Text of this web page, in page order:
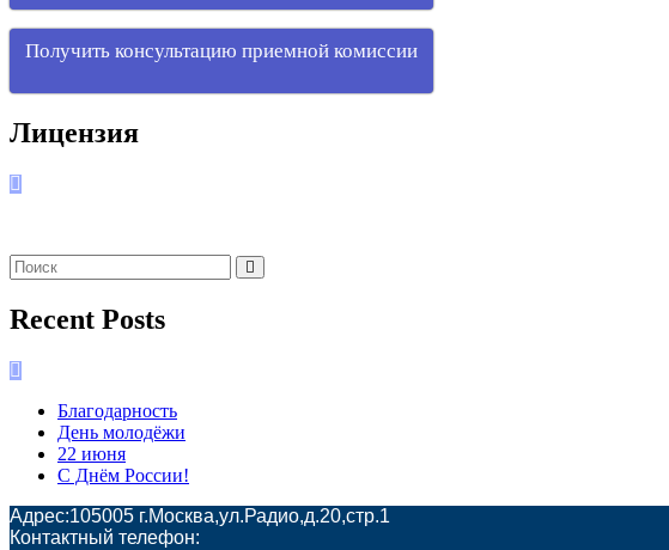
Получить консультацию приемной комиссии
Лицензия
Recent Posts
Благодарность
День молодёжи
22 июня
С Днём России!
Адрес:105005 г.Москва,ул.Радио,д.20,стр.1
Контактный телефон: